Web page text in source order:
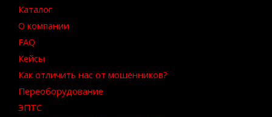
Каталог
О компании
FAQ
Кейсы
Как отличить нас от мошенников?
Переоборудование
ЭПТС